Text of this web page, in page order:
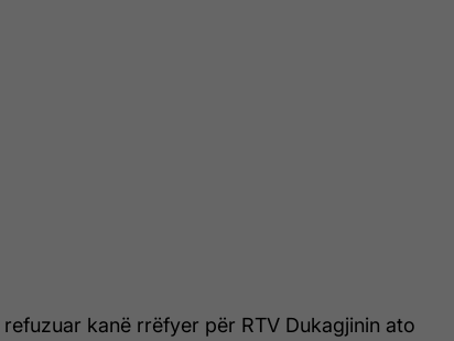
kanë rrëfyer për RTV Dukagjinin ato